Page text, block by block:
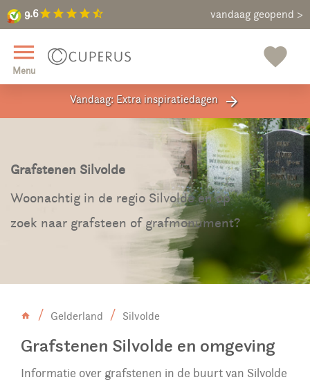
9.6star star star star star_half vandaag geopend >
9.6 Maak een vrijblijvende afspraak
menu
Menu favorite
close
Vandaag: Extra inspiratiedagen arrow_forward
Grafstenen Silvolde
Woonachtig in de regio Silvolde en op
zoek naar grafsteen of grafmonument?
Gelderland Silvolde
Grafstenen Silvolde en omgeving
Informatie over grafstenen in de buurt van Silvolde